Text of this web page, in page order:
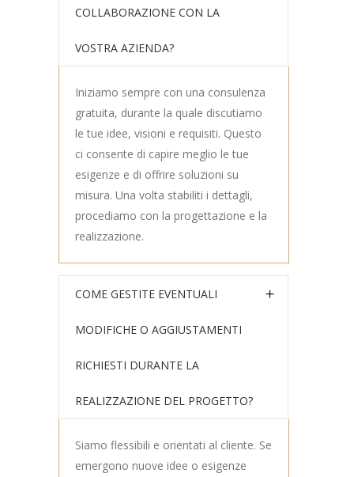
COLLABORAZIONE CON LA
VOSTRA AZIENDA?
Iniziamo sempre con una consulenza
gratuita, durante la quale discutiamo
le tue idee, visioni e requisiti. Questo
ci consente di capire meglio le tue
esigenze e di offrire soluzioni su
misura. Una volta stabiliti i dettagli,
procediamo con la progettazione e la
realizzazione.
COME GESTITE EVENTUALI
MODIFICHE O AGGIUSTAMENTI
RICHIESTI DURANTE LA
REALIZZAZIONE DEL PROGETTO?
Siamo flessibili e orientati al cliente. Se
emergono nuove idee o esigenze